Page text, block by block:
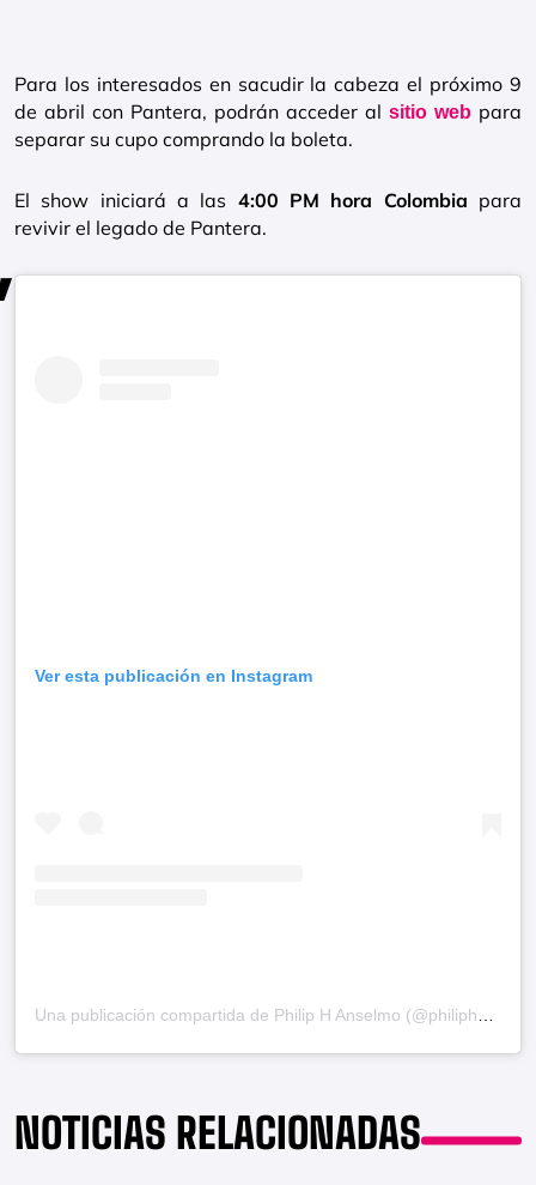
Para los interesados en sacudir la cabeza el próximo 9
de abril con Pantera, podrán acceder al sitio web para
separar su cupo comprando la boleta.
El show iniciará a las 4:00 PM hora Colombia para
revivir el legado de Pantera.
Ver esta publicación en Instagram
NOTICIAS RELACIONADAS